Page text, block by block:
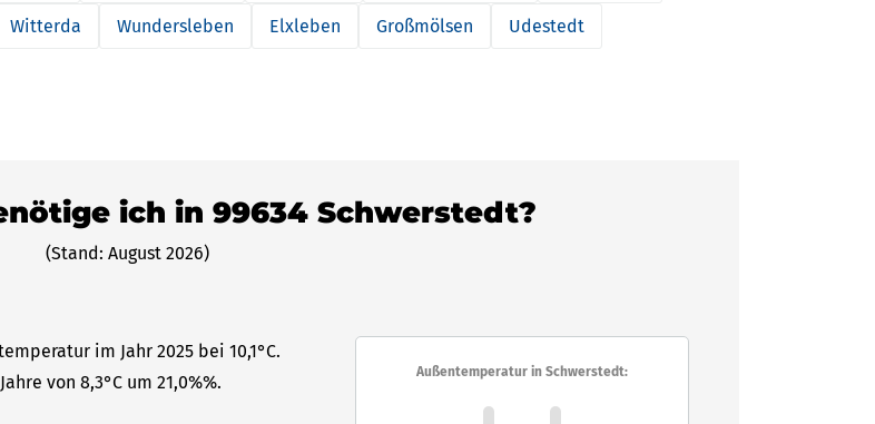
Witterda Wundersleben Elxleben Großmölsen Udestedt
ich in 99634 Schwerstedt?
(Stand: August 2026)
im Jahr 2025 bei 10,1°C.
von 8,3°C um 21,0%%.
Außentemperatur in Schwerstedt: